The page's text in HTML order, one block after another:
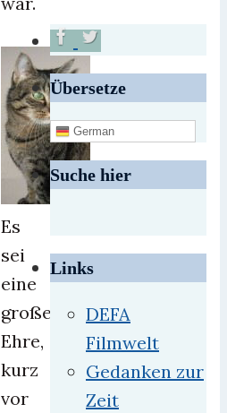
Es
sei
eine
große
Ehre,
kurz
vor
Übersetze
German
Suche hier
Links
DEFA
Filmwelt
Gedanken zur
Zeit